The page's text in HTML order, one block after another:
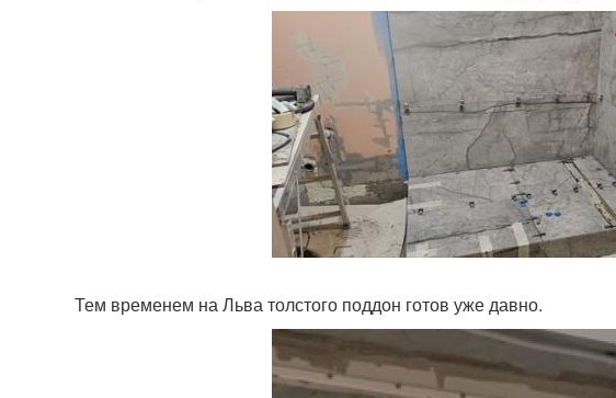
Тем временем на Льва толстого поддон готов уже давно.